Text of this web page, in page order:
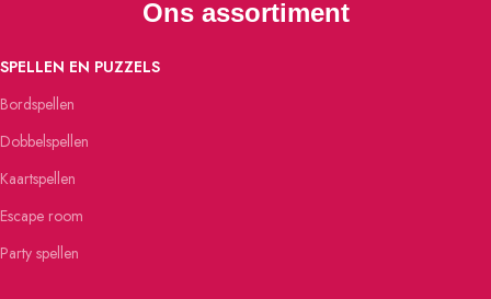
Ons assortiment
SPELLEN EN PUZZELS
Bordspellen
Dobbelspellen
Kaartspellen
Escape room
Party spellen